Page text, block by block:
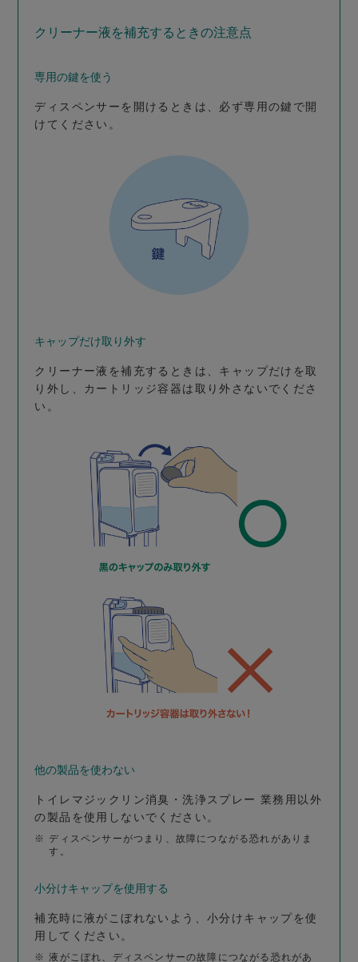
クリーナー液を補充するときの注意点
専用の鍵を使う
ディスペンサーを開けるときは、必ず専用の鍵で開
けてください。
キャップだけ取り外す
クリーナー液を補充するときは、キャップだけを取
り外し、カートリッジ容器は取り外さないでくださ
い。
他の製品を使わない
トイレマジックリン消臭・洗浄スプレー 業務用以外
の製品を使用しないでください。
※
ディスペンサーがつまり、故障につながる恐れがありま
す。
小分けキャップを使用する
補充時に液がこぼれないよう、小分けキャップを使
用してください。
※
液がこぼれ、ディスペンサーの故障につながる恐れがあ